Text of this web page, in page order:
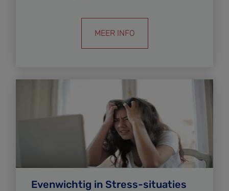
MEER INFO
Evenwichtig in Stress-situaties